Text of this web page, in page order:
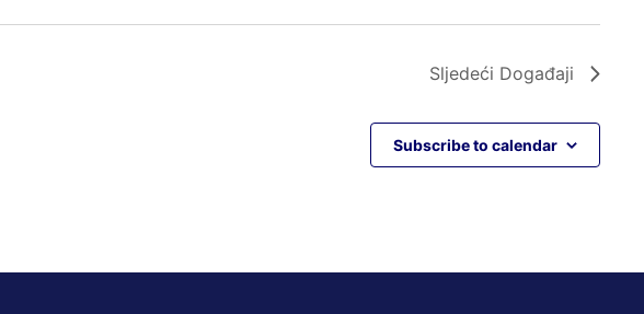
Sljedeći Događaji
Subscribe to calendar